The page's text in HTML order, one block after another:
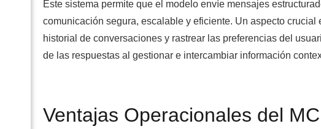
Este sistema permite que el modelo envíe mensajes
comunicación segura, escalable y eficiente. Un aspecto crucial
historial de conversaciones y rastrear las preferencias del
de las respuestas al gestionar e intercambiar información
Ventajas Operacionales del